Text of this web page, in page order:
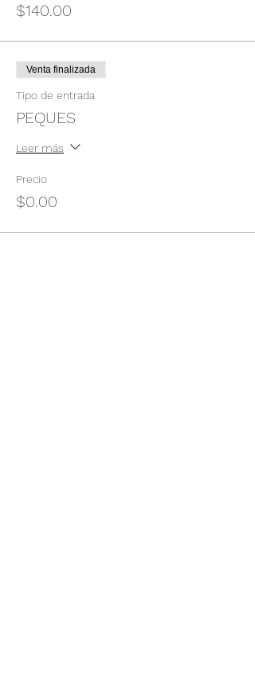
$140.00
Venta finalizada
Tipo de entrada
PEQUES
Leer más
Precio
$0.00